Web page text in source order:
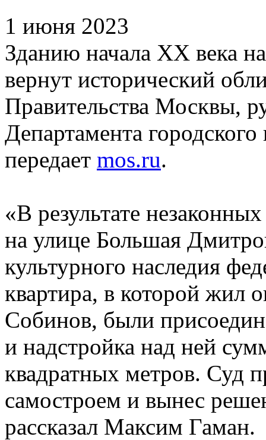
1 июня 2023
Зданию начала ХХ века
вернут исторический
Правительства Москвы,
Департамента
передает mos.ru.
«В результате
на улице Большая
культурного наследия
квартира, в которой жил
Собинов, были
и надстройка над ней
квадратных метров. Суд
самостроем и вынес
рассказал Максим Гаман.